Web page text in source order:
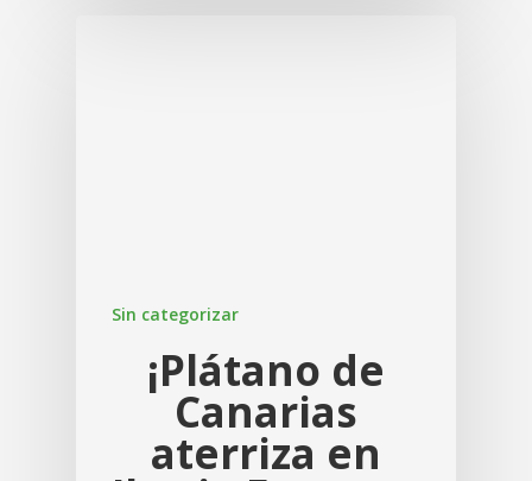
Sin categorizar
¡Plátano de
Canarias
aterriza en